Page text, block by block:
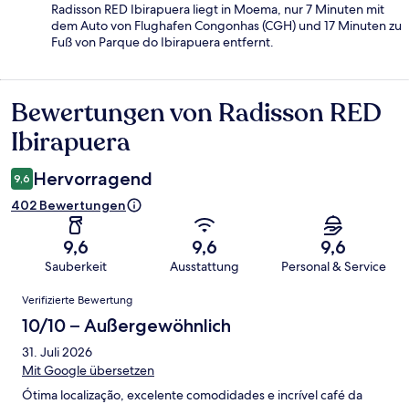
Radisson RED Ibirapuera liegt in Moema, nur 7 Minuten mit
dem Auto von Flughafen Congonhas (CGH) und 17 Minuten zu
Fuß von Parque do Ibirapuera entfernt.
Bewertungen
Bewertungen von Radisson RED
Ibirapuera
9,6 Hervorragend
402 Bewertungen
9,6
Sauberkeit
9,6
Ausstattung
9,6
Personal & Service
Bewertungen
Verifizierte Bewertung
10/10 – Außergewöhnlich
31. Juli 2026
Mit Google übersetzen
Ótima localização, excelente comodidades e incrível café da